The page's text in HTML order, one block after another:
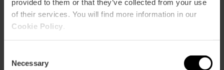
provided to them or that they’ve collected from your use
of their services. You will find more information in our
Cookie Policy
Selection
Necessary